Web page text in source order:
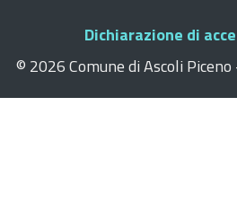
Dichiarazione di
© 2026 Comune di Ascoli